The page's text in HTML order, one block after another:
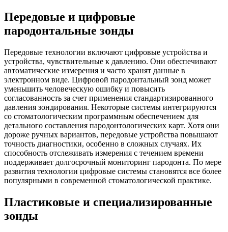
Передовые и цифровые
пародонтальные зонды
Передовые технологии включают цифровые устройства и
устройства, чувствительные к давлению. Они обеспечивают
автоматические измерения и часто хранят данные в
электронном виде. Цифровой пародонтальный зонд может
уменьшить человеческую ошибку и повысить
согласованность за счет применения стандартизированного
давления зондирования. Некоторые системы интегрируются
со стоматологическим программным обеспечением для
детального составления пародонтологических карт. Хотя они
дороже ручных вариантов, передовые устройства повышают
точность диагностики, особенно в сложных случаях. Их
способность отслеживать измерения с течением времени
поддерживает долгосрочный мониторинг пародонта. По мере
развития технологии цифровые системы становятся все более
популярными в современной стоматологической практике.
Пластиковые и специализированные
зонды